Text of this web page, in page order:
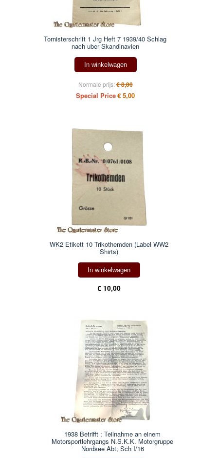
Tornisterschrift 1 Jrg Heft 7 1939/40 Schlag
nach uber Skandinavien
In winkelwagen
Normale prijs:€ 8,00
Special Price€ 5,00
WK2 Etikett 10 Trikothemden (Label WW2
Shirts)
In winkelwagen
€ 10,00
1938 Betrifft ; Teilnahme an einem
Motorsportlehrgangs N.S.K.K. Motorgruppe
Nordsee Abt; Sch I/16